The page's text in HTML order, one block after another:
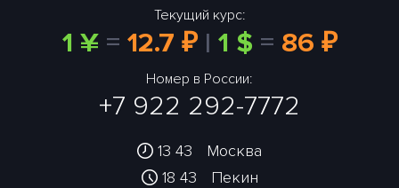
Текущий курс:
1 ¥= 12.7 ₽| 1 $ = 86 ₽
Номер в России:
+7 922 292-7772
13 43
Москва
18 43
Пекин